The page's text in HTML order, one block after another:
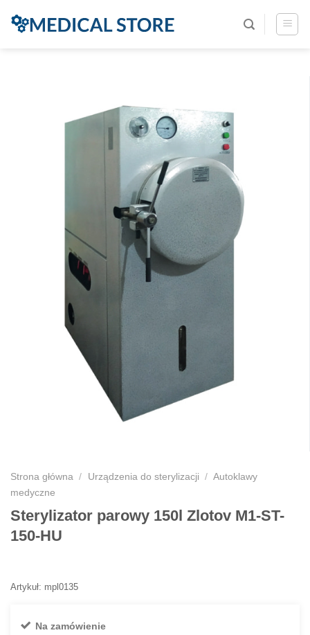
Strona główna / Urządzenia do sterylizacji / Autoklawy
medyczne
Sterylizator parowy 150l Zlotov M1-ST-
150-HU
Artykuł: mpl0135
Na zamówienie